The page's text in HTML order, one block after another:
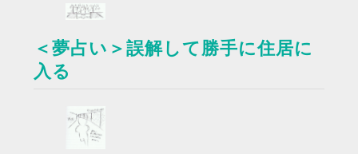
＜夢占い＞誤解して勝手に住居に
入る